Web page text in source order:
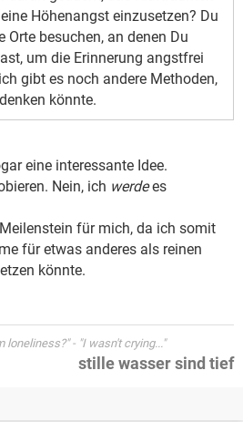
Höhenangst einzusetzen? Du
Orte besuchen, an denen Du
um die Erinnerung angstfrei
gibt es noch andere Methoden,
könnte.
eine interessante Idee.
Nein, ich werdees
für mich, da ich somit
für etwas anderes als reinen
könnte.
loneliness?" - "I wasn't crying..."
stille wasser sind tief